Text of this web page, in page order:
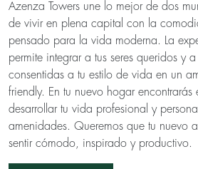
Azenza Towers une lo mejor de dos
de vivir en plena capital con la
pensado para la vida moderna. La
permite integrar a tus seres queridos y
consentidas a tu estilo de vida en un
friendly. En tu nuevo hogar encontrarás
desarrollar tu vida profesional y
amenidades. Queremos que tu nuevo
sentir cómodo, inspirado y productivo.